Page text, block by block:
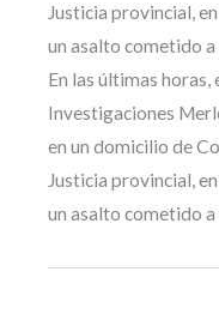
Justicia provincial,
un asalto cometido a
En las últimas
Investigaciones
en un domicilio de
Justicia provincial,
un asalto cometido a